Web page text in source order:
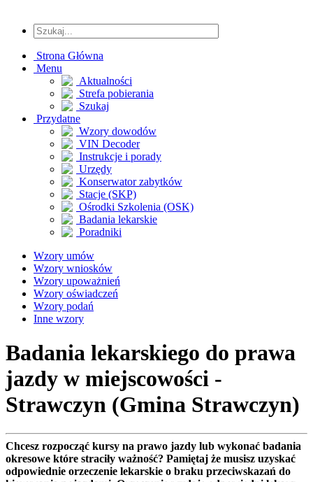
Strona Główna
Menu
Aktualności
Strefa pobierania
Szukaj
Przydatne
Wzory dowodów
VIN Decoder
Instrukcje i porady
Urzędy
Konserwator zabytków
Stacje (SKP)
Ośrodki Szkolenia (OSK)
Badania lekarskie
Poradniki
Wzory umów
Wzory wniosków
Wzory upoważnień
Wzory oświadczeń
Wzory podań
Inne wzory
Badania lekarskiego do prawa
jazdy w miejscowości -
Strawczyn (Gmina Strawczyn)
Chcesz rozpocząć kursy na prawo jazdy lub wykonać badania
okresowe które straciły ważność? Pamiętaj że musisz uzyskać
odpowiednie orzeczenie lekarskie o braku przeciwskazań do